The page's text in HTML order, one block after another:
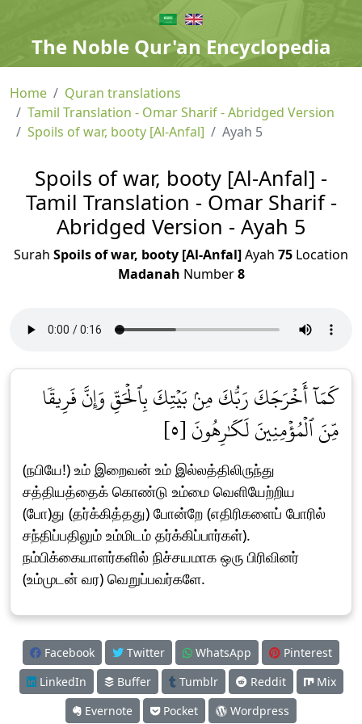
The Noble Qur'an Encyclopedia
Home
Quran translations
Tamil Translation - Omar Sharif - Abridged Version
Spoils of war, booty [Al-Anfal]
Ayah 5
Spoils of war, booty [Al-Anfal] -
Tamil Translation - Omar Sharif -
Abridged Version - Ayah 5
Surah Spoils of war, booty [Al-Anfal]Ayah 75 Location
Madanah Number8
كَمَآ أَخۡرَجَكَ رَبُّكَ مِنۢ بَيۡتِكَ بِٱلۡحَقِّ وَإِنَّ فَرِيقٗا
مِّنَ ٱلۡمُؤۡمِنِينَ لَكَٰرِهُونَ [٥]
(நபியே!) உம் இறைவன் உம் இல்லத்திலிருந்து
சத்தியத்தைக் கொண்டு உம்மை வெளியேற்றிய
(போ)து (தர்க்கித்தது) போன்றே (எதிரிகளைப் போரில்
சந்திப்பதிலும் உம்மிடம் தர்க்கிப்பார்கள்).
நம்பிக்கையாளர்களில் நிச்சயமாக ஒரு பிரிவினர்
(உம்முடன் வர) வெறுப்பவர்களே.
Facebook Twitter WhatsApp
Pinterest
LinkedIn
Buffer Tumblr Reddit
Mix
Evernote
Pocket Wordpress